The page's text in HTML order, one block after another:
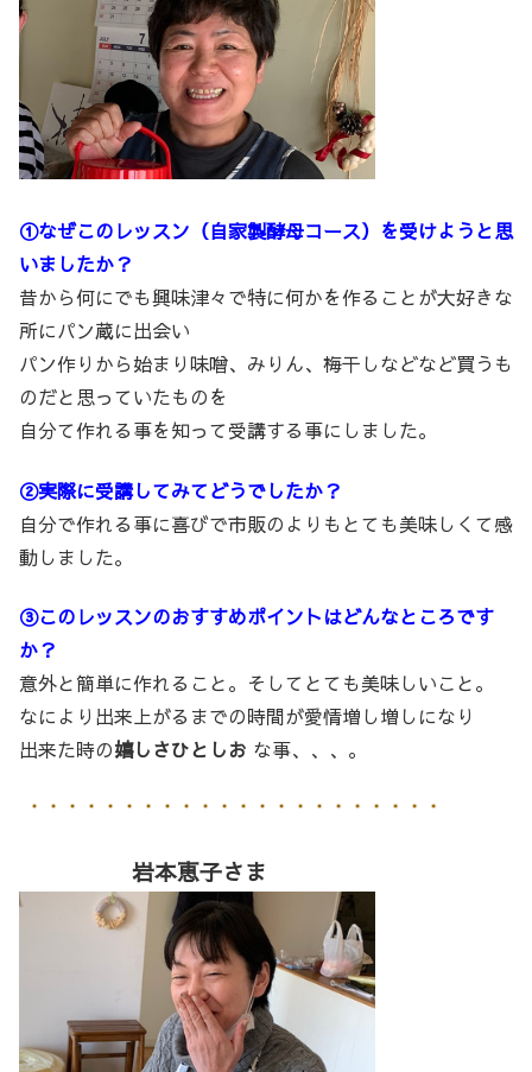
①なぜこのレッスン（自家製酵母コース）を受けようと思
いましたか？
昔から何にでも興味津々で特に何かを作ることが大好きな
所にパン蔵に出会い
パン作りから始まり味噌、みりん、梅干しなどなど買うも
のだと思っていたものを
自分て作れる事を知って受講する事にしました。
②実際に受講してみてどうでしたか？
自分で作れる事に喜びで市販のよりもとても美味しくて感
動しました。
③このレッスンのおすすめポイントはどんなところです
か？
意外と簡単に作れること。そしてとても美味しいこと。
なにより出来上がるまでの時間が愛情増し増しになり
出来た時の嬉しさひとしお な事、、、。
岩本恵子さま